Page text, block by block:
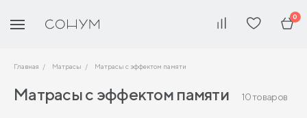
0
Главная Матрасы Матрасы с эффектом памяти
Матрасы с эффектом памяти 10 товаров